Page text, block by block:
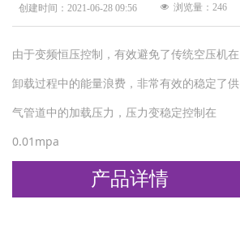
由于变频恒压控制，有效避免了传统空压机在
卸载过程中的能量浪费，非常有效的稳定了供
气管道中的加载压力，压力变稳定控制在
0.01mpa
创建时间： 2021-06-28 09:56 넶 浏览量： 246
产品详情